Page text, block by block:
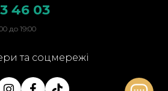
46 03
до 19:00
та соцмережі